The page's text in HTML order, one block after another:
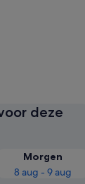
deze
Morgen
8 aug - 9 aug